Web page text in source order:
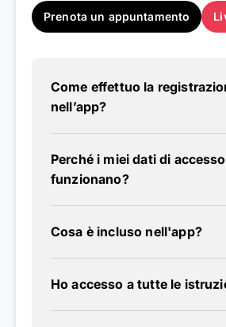
Prenota un appuntamento
Come effettuo la
nell’app?
Perché i miei dati di
funzionano?
Cosa è incluso nell'app?
Ho accesso a tutte le